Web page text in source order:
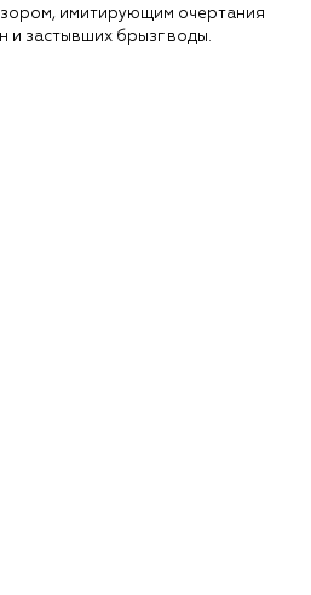
имитирующим очертания
и застывших брызг воды.